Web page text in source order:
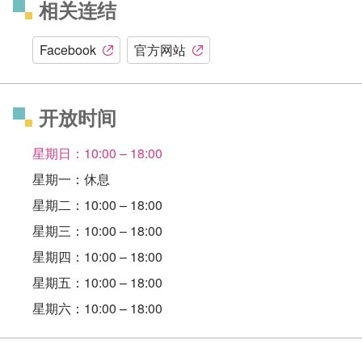
相关连结
Facebook 官方网站
开放时间
星期日：10:00 – 18:00
星期一：休息
星期二：10:00 – 18:00
星期三：10:00 – 18:00
星期四：10:00 – 18:00
星期五：10:00 – 18:00
星期六：10:00 – 18:00